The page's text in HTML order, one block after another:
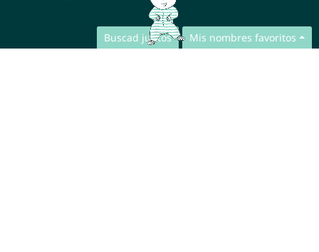
Buscad juntos Mis nombres favoritos